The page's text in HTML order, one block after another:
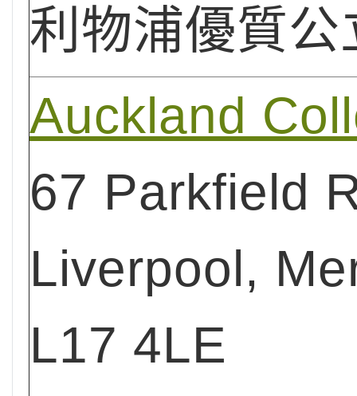
利物浦優質公
Auckland
67 Parkfield
Liverpool,
L17 4LE